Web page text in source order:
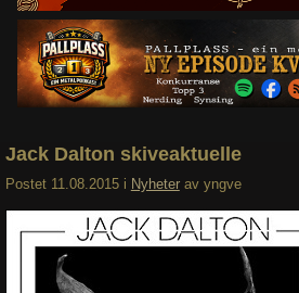
Om oss
Abonner
Søk
Jack Dalton skiveaktuelle
Postet 11.08.2015 i Nyheter av yngve